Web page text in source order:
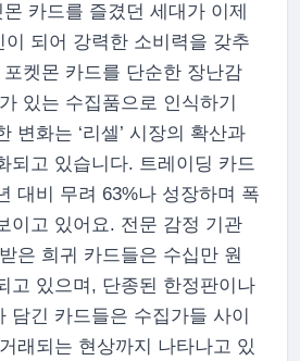
카드를 즐겼던 세대가 이제
이 되어 강력한 소비력을 갖추
켓몬 카드를 단순한 장난감
있는 수집품으로 인식하기
변화는 ‘리셀’ 시장의 확산과
되고 있습니다. 트레이딩 카드
대비 무려 63%나 성장하며 폭
이고 있어요. 전문 감정 기관
은 희귀 카드들은 수십만 원
고 있으며, 단종된 한정판이나
담긴 카드들은 수집가들 사이
래되는 현상까지 나타나고 있